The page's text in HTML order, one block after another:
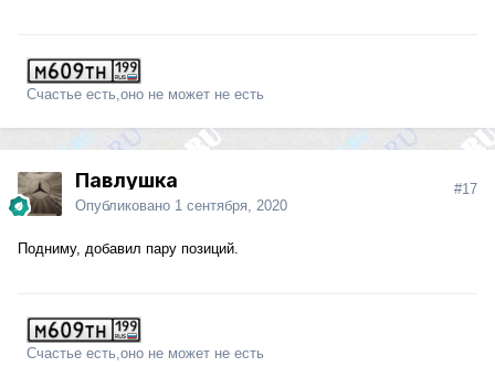
Счастье есть,оно не может не есть
Павлушка
Опубликовано 1 сентября, 2020
#17
Подниму, добавил пару позиций.
Счастье есть,оно не может не есть